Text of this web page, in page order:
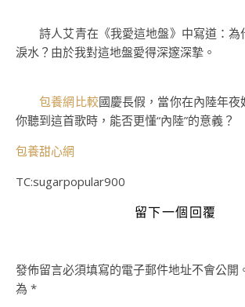
詩人艾青在《我愛這地盤》中寫道：為
淚水？由於我對這地盤愛得深邃深摯。
包養網比較國慶長假，當你在內陸年夜
你聽到這首歌時，能否更懂“內陸”的意義？
包養甜心網
TC:sugarpopular900
留下一個回覆
發佈留言必須填寫的電子郵件地址不會公開
為 *